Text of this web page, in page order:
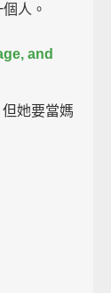
人。
and
她要當媽